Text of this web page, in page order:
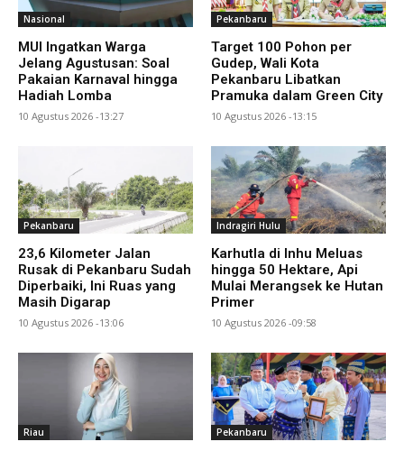
Nasional
MUI Ingatkan Warga
Jelang Agustusan: Soal
Pakaian Karnaval hingga
Hadiah Lomba
10 Agustus 2026 -13:27
Pekanbaru
Target 100 Pohon per
Gudep, Wali Kota
Pekanbaru Libatkan
Pramuka dalam Green City
10 Agustus 2026 -13:15
Pekanbaru
23,6 Kilometer Jalan
Rusak di Pekanbaru Sudah
Diperbaiki, Ini Ruas yang
Masih Digarap
10 Agustus 2026 -13:06
Indragiri Hulu
Karhutla di Inhu Meluas
hingga 50 Hektare, Api
Mulai Merangsek ke Hutan
Primer
10 Agustus 2026 -09:58
Riau Pekanbaru